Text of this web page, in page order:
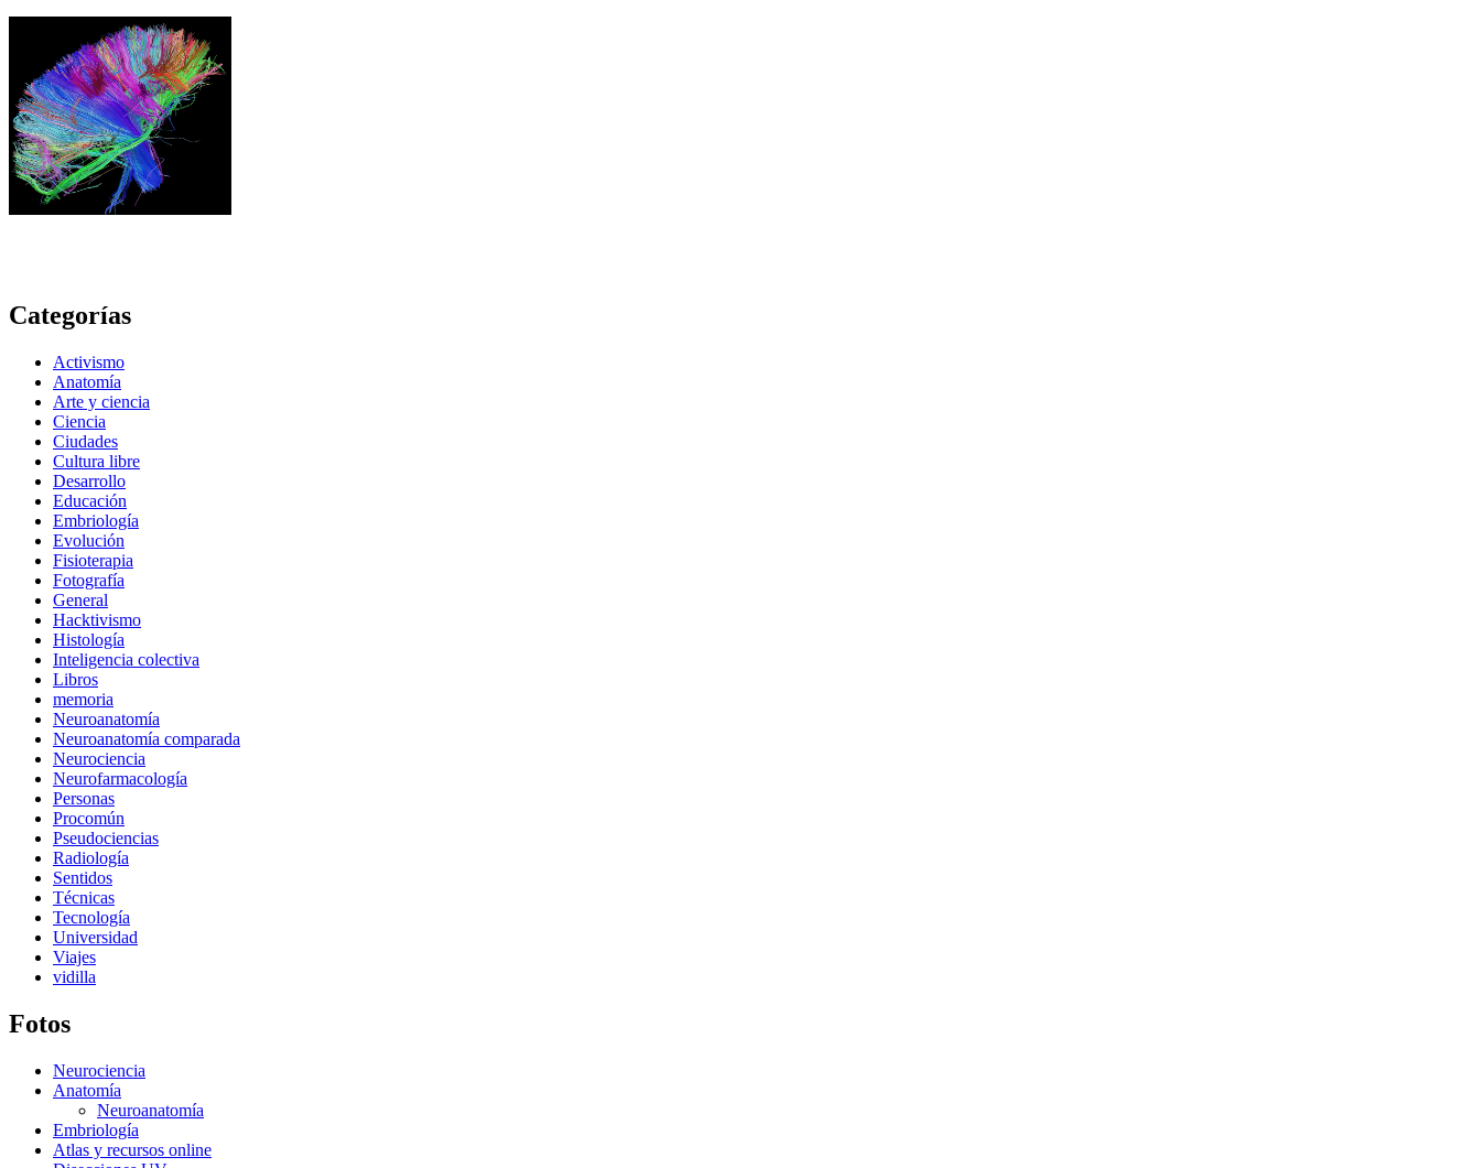
Categorías
Activismo
Anatomía
Arte y ciencia
Ciencia
Ciudades
Cultura libre
Desarrollo
Educación
Embriología
Evolución
Fisioterapia
Fotografía
General
Hacktivismo
Histología
Inteligencia colectiva
Libros
memoria
Neuroanatomía
Neuroanatomía comparada
Neurociencia
Neurofarmacología
Personas
Procomún
Pseudociencias
Radiología
Sentidos
Técnicas
Tecnología
Universidad
Viajes
vidilla
Fotos
Neurociencia
Anatomía
Neuroanatomía
Embriología
Atlas y recursos online